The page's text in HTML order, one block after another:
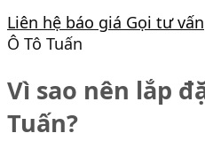
Liên hệ báo giá Gọi tư vấn
Ô Tô Tuấn
Vì sao nên lắp
Tuấn?